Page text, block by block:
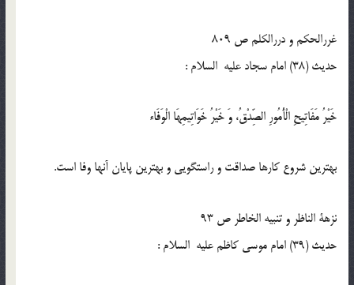
غررالحکم و دررالکلم ص 809
حدیث (38) امام سجاد عليه السلام :
خَيْرُ مَفَاتِيحِ الْأُمُورِ الصِّدْقُ، وَ خَيْرُ خَوَاتِيمِهَا الْوَفَاء
بهترين شروع كارها صداقت و راستگويى و بهترين پايان آنها وفا است.
نزهة الناظر و تنبیه الخاطر ص 93
حدیث (39) امام موسى كاظم عليه السلام :